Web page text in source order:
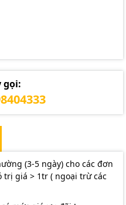
gọi:
(3-5 ngày) cho các đơn
trị giá > 1tr ( ngoại trừ các